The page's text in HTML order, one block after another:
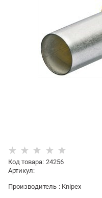
Код товара: 24256
Артикул:
Производитель : Knipex